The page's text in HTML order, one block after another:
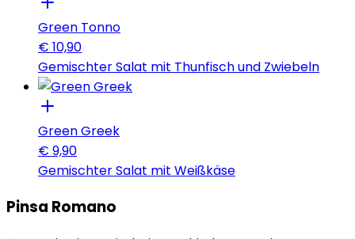
Green Tonno
€ 10,90
Gemischter Salat mit Thunfisch und Zwiebeln
Green Greek
€ 9,90
Gemischter Salat mit Weißkäse
Pinsa Romano